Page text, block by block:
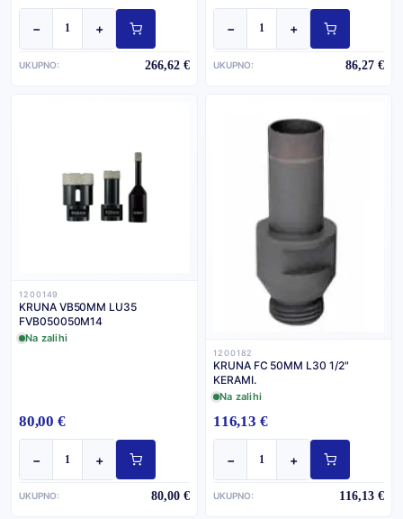
− +
UKUPNO: 266,62 €
− +
UKUPNO: 86,27 €
1200149
KRUNA VB50MM LU35
FVB050050M14
Na zalihi
80,00 €
− +
UKUPNO: 80,00 €
1200182
KRUNA FC 50MM L30 1/2"
KERAMI.
Na zalihi
116,13 €
− +
UKUPNO: 116,13 €